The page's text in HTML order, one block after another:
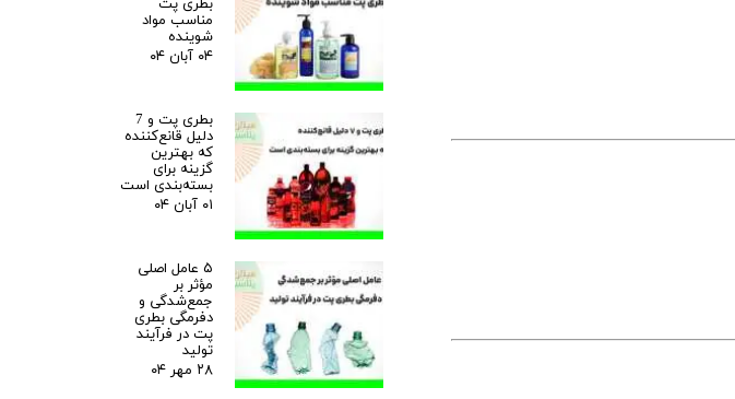
بطری پت
مناسب مواد
شوینده
۰۴ آبان ۰۴
بطری پت و 7
دلیل قانع‌کننده
که بهترین
گزینه برای
بسته‌بندی است
۰۱ آبان ۰۴
۵ عامل اصلی
مؤثر بر
جمع‌شدگی و
دفرمگی بطری
پت در فرآیند
تولید
۲۸ مهر ۰۴